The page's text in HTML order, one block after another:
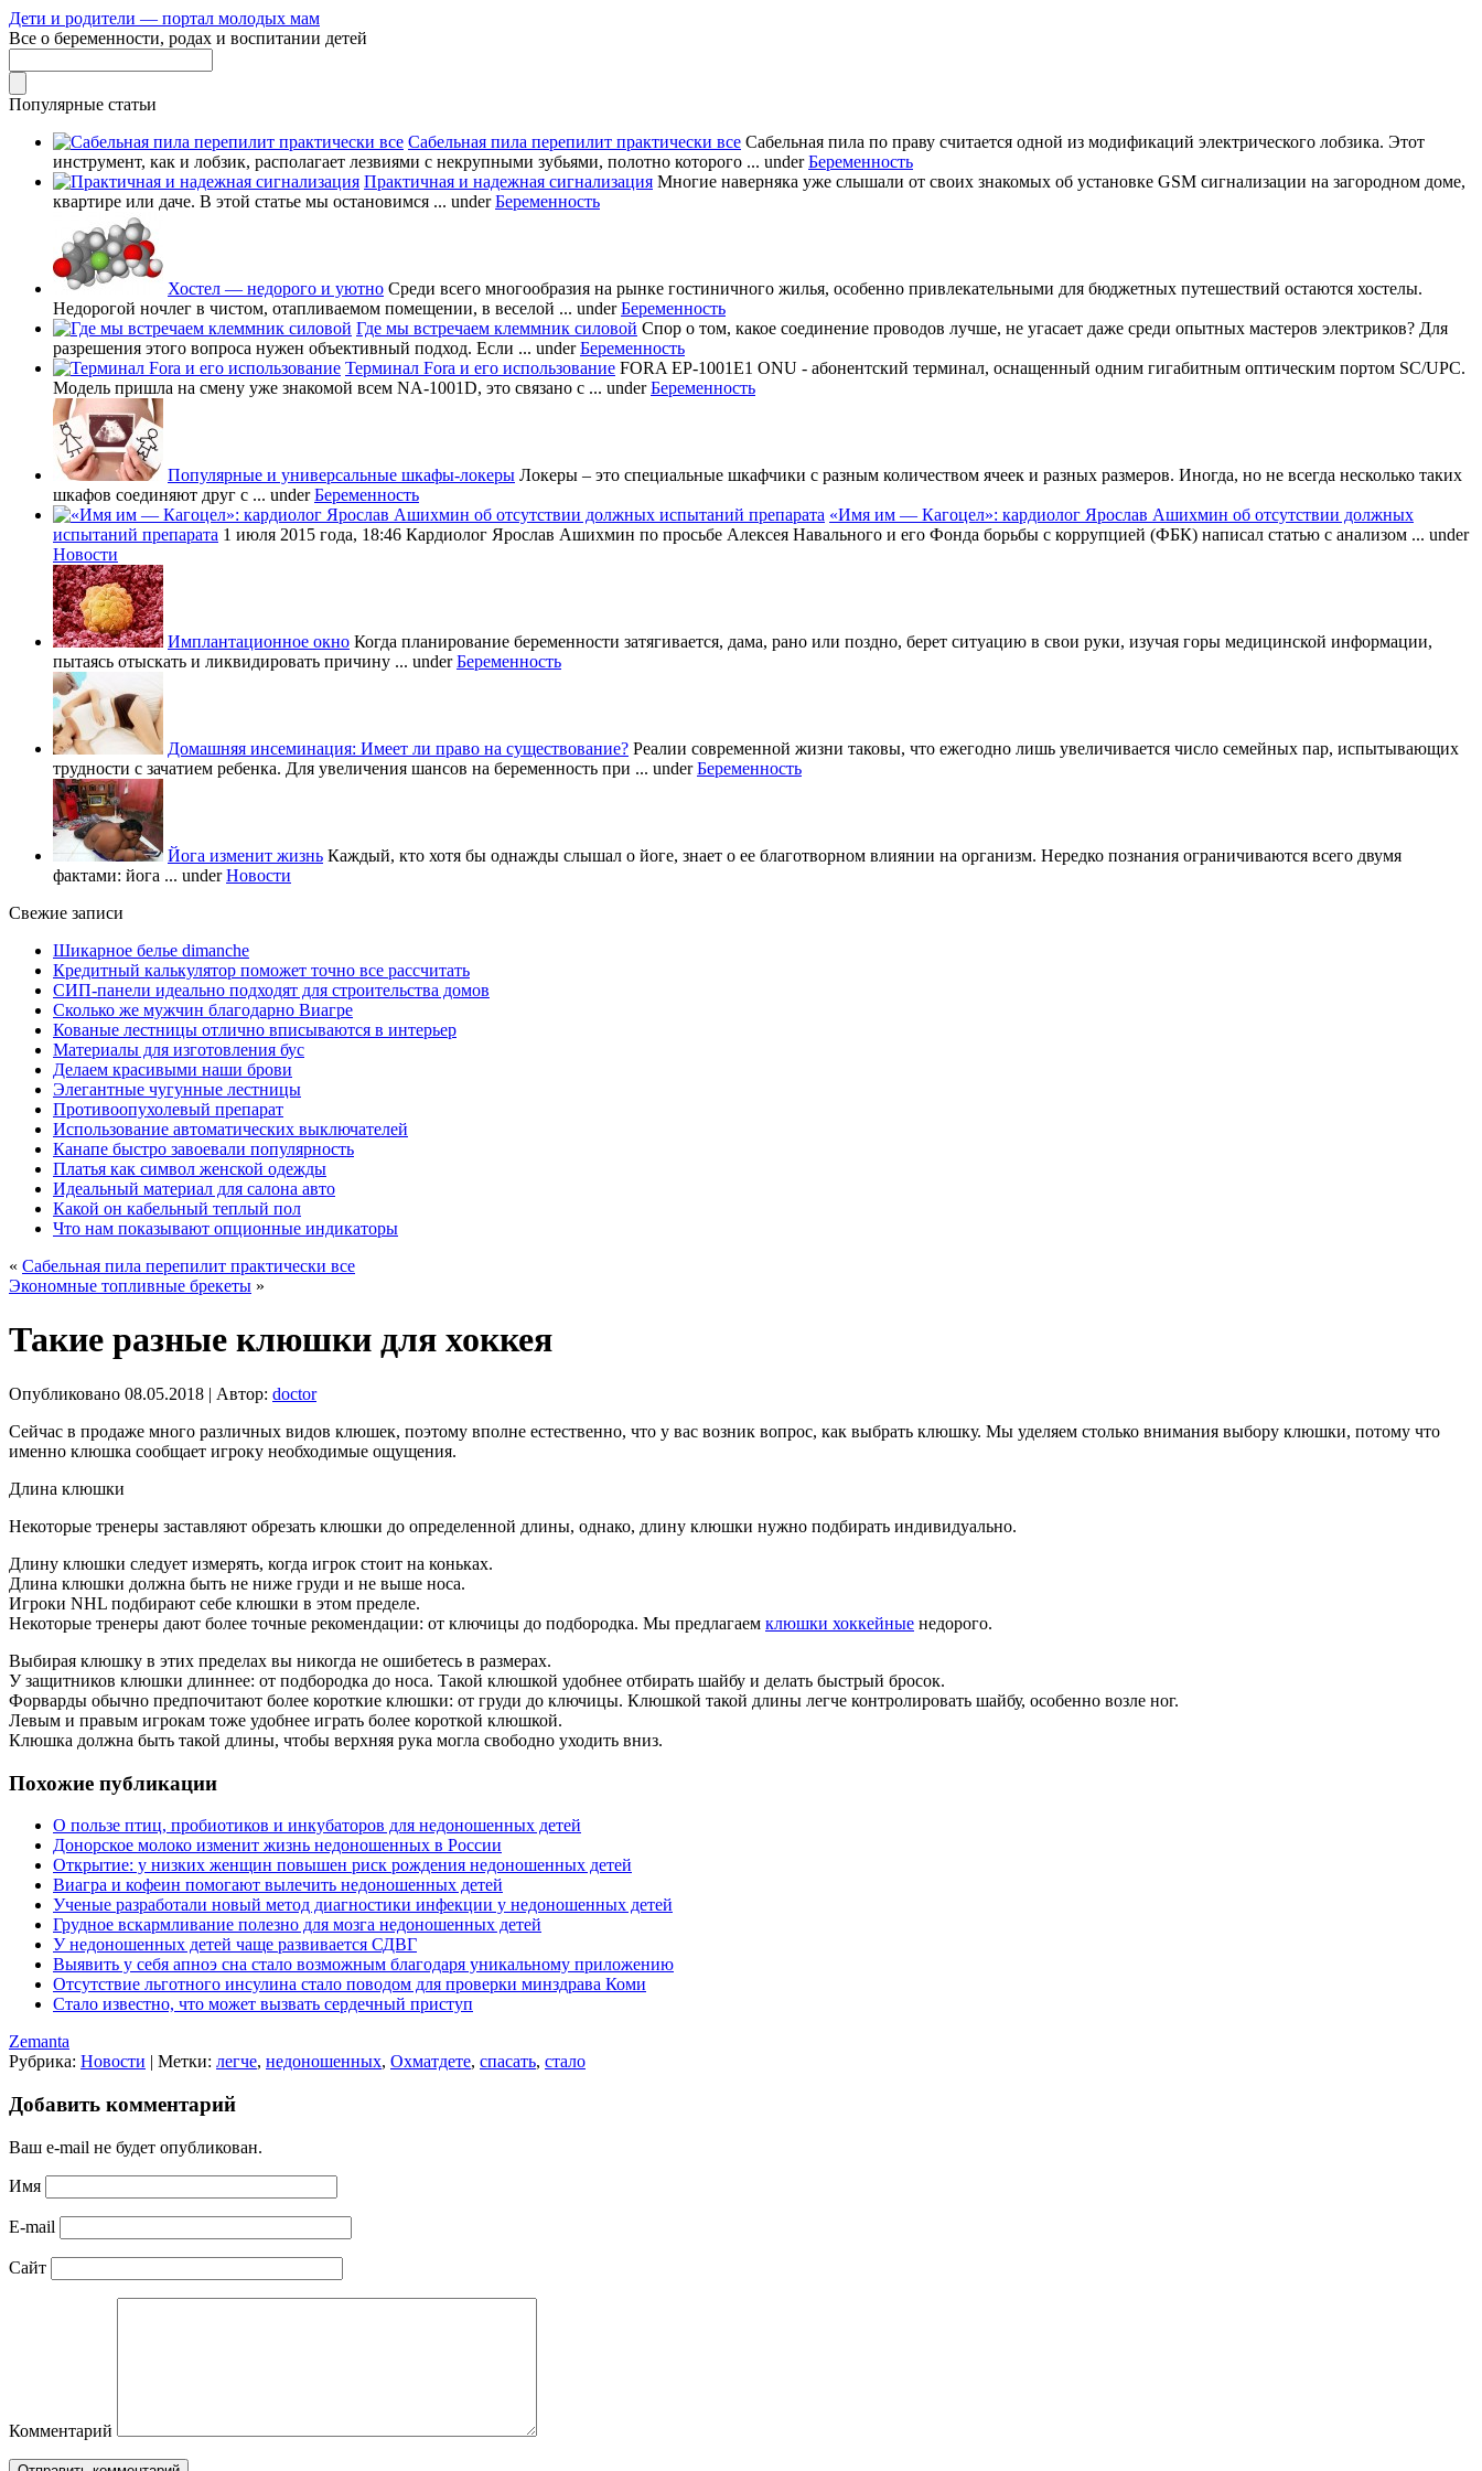
Дети и родители — портал молодых мам
Все о беременности, родах и воспитании детей
Популярные статьи
Сабельная пила перепилит практически все Сабельная пила по праву считается одной из модификаций электрического лобзика. Этот
инструмент, как и лобзик, располагает лезвиями с некрупными зубьями, полотно которого ... underБеременность
Практичная и надежная сигнализация Многие наверняка уже слышали от своих знакомых об установке GSM сигнализации на загородном доме,
квартире или даче. В этой статье мы остановимся ... underБеременность
Хостел — недорого и уютно Среди всего многообразия на рынке гостиничного жилья, особенно привлекательными для бюджетных путешествий остаются хостелы.
Недорогой ночлег в чистом, отапливаемом помещении, в веселой ... underБеременность
Где мы встречаем клеммник силовой Спор о том, какое соединение проводов лучше, не угасает даже среди опытных мастеров электриков? Для
разрешения этого вопроса нужен объективный подход. Если ... underБеременность
Терминал Fora и его использование FORA EP-1001E1 ONU - абонентский терминал, оснащенный одним гигабитным оптическим портом SC/UPC.
Модель пришла на смену уже знакомой всем NA-1001D, это связано с ... underБеременность
Популярные и универсальные шкафы-локеры Локеры – это специальные шкафчики с разным количеством ячеек и разных размеров. Иногда, но не всегда несколько таких
шкафов соединяют друг с ... underБеременность
«Имя им — Кагоцел»: кардиолог Ярослав Ашихмин об отсутствии должных
испытаний препарата 1 июля 2015 года, 18:46 Кардиолог Ярослав Ашихмин по просьбе Алексея Навального и его Фонда борьбы с коррупцией (ФБК) написал статью с анализом ... under
Новости
Имплантационное окно Когда планирование беременности затягивается, дама, рано или поздно, берет ситуацию в свои руки, изучая горы медицинской информации,
пытаясь отыскать и ликвидировать причину ... underБеременность
Домашняя инсеминация: Имеет ли право на существование? Реалии современной жизни таковы, что ежегодно лишь увеличивается число семейных пар, испытывающих
трудности с зачатием ребенка. Для увеличения шансов на беременность при ... underБеременность
Йога изменит жизнь Каждый, кто хотя бы однажды слышал о йоге, знает о ее благотворном влиянии на организм. Нередко познания ограничиваются всего двумя
фактами: йога ... underНовости
Свежие записи
Шикарное белье dimanche
Кредитный калькулятор поможет точно все рассчитать
СИП-панели идеально подходят для строительства домов
Сколько же мужчин благодарно Виагре
Кованые лестницы отлично вписываются в интерьер
Материалы для изготовления бус
Делаем красивыми наши брови
Элегантные чугунные лестницы
Противоопухолевый препарат
Использование автоматических выключателей
Канапе быстро завоевали популярность
Платья как символ женской одежды
Идеальный материал для салона авто
Какой он кабельный теплый пол
Что нам показывают опционные индикаторы
« Сабельная пила перепилит практически все
Экономные топливные брекеты »
Такие разные клюшки для хоккея
Опубликовано 08.05.2018 | Автор: doctor
Сейчас в продаже много различных видов клюшек, поэтому вполне естественно, что у вас возник вопрос, как выбрать клюшку. Мы уделяем столько внимания выбору клюшки, потому что
именно клюшка сообщает игроку необходимые ощущения.
Длина клюшки
Некоторые тренеры заставляют обрезать клюшки до определенной длины, однако, длину клюшки нужно подбирать индивидуально.
Длину клюшки следует измерять, когда игрок стоит на коньках.
Длина клюшки должна быть не ниже груди и не выше носа.
Игроки NHL подбирают себе клюшки в этом пределе.
Некоторые тренеры дают более точные рекомендации: от ключицы до подбородка. Мы предлагаем клюшки хоккейные недорого.
Выбирая клюшку в этих пределах вы никогда не ошибетесь в размерах.
У защитников клюшки длиннее: от подбородка до носа. Такой клюшкой удобнее отбирать шайбу и делать быстрый бросок.
Форварды обычно предпочитают более короткие клюшки: от груди до ключицы. Клюшкой такой длины легче контролировать шайбу, особенно возле ног.
Левым и правым игрокам тоже удобнее играть более короткой клюшкой.
Клюшка должна быть такой длины, чтобы верхняя рука могла свободно уходить вниз.
Похожие публикации
О пользе птиц, пробиотиков и инкубаторов для недоношенных детей
Донорское молоко изменит жизнь недоношенных в России
Открытие: у низких женщин повышен риск рождения недоношенных детей
Виагра и кофеин помогают вылечить недоношенных детей
Ученые разработали новый метод диагностики инфекции у недоношенных детей
Грудное вскармливание полезно для мозга недоношенных детей
У недоношенных детей чаще развивается СДВГ
Выявить у себя апноэ сна стало возможным благодаря уникальному приложению
Отсутствие льготного инсулина стало поводом для проверки минздрава Коми
Стало известно, что может вызвать сердечный приступ
Zemanta
Рубрика: Новости | Метки: легче, недоношенных, Охматдете, спасать, стало
Добавить комментарий
Ваш e-mail не будет опубликован.
Имя
E-mail
Сайт
Комментарий